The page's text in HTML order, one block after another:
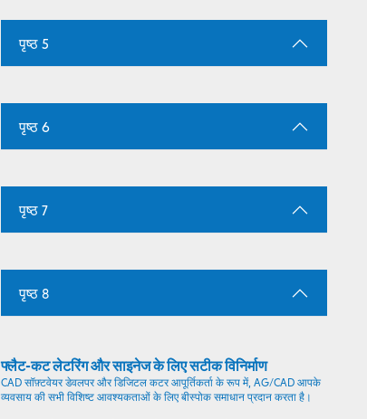
पृष्ठ 5
पृष्ठ 6
पृष्ठ 7
पृष्ठ 8
फ्लैट-कट लेटरिंग और साइनेज के लिए सटीक विनिर्माण
CAD सॉफ़्टवेयर डेवलपर और डिजिटल कटर आपूर्तिकर्ता के रूप में, AG/CAD आपके
व्यवसाय की सभी विशिष्ट आवश्यकताओं के लिए बीस्पोक समाधान प्रदान करता है।